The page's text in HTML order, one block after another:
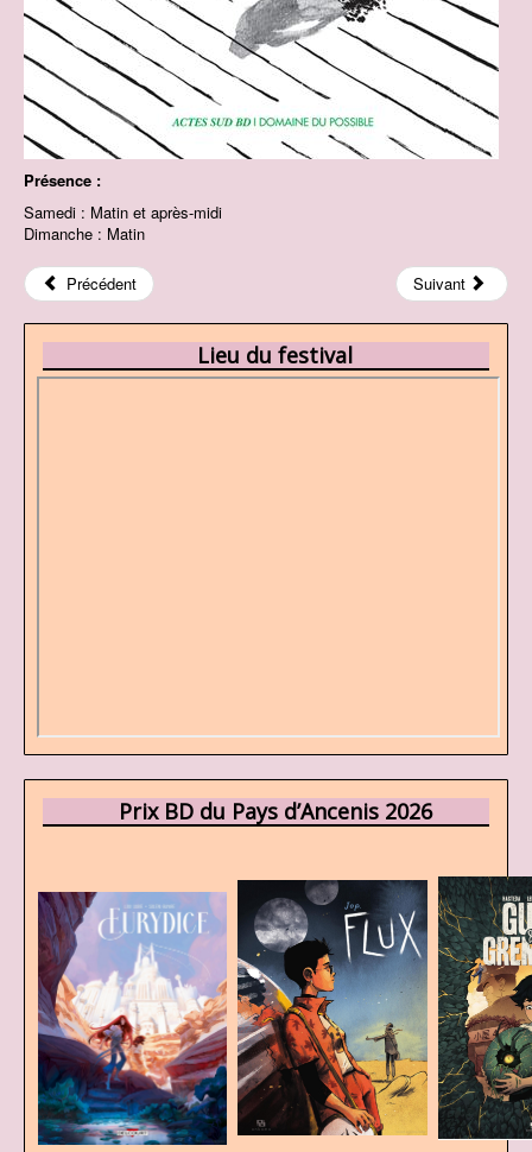
Présence :
Samedi : Matin et après-midi
Dimanche : Matin
Précédent Suivant
Lieu du festival
Prix BD du Pays d’Ancenis 2026